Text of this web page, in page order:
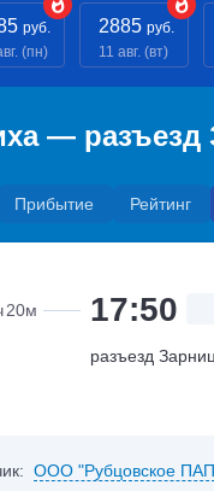
руб.
(пн)
2885 руб.
11 авг. (вт)
— разъезд
Прибытие Рейтинг
20м 17:50
разъезд
ООО "Рубцовское